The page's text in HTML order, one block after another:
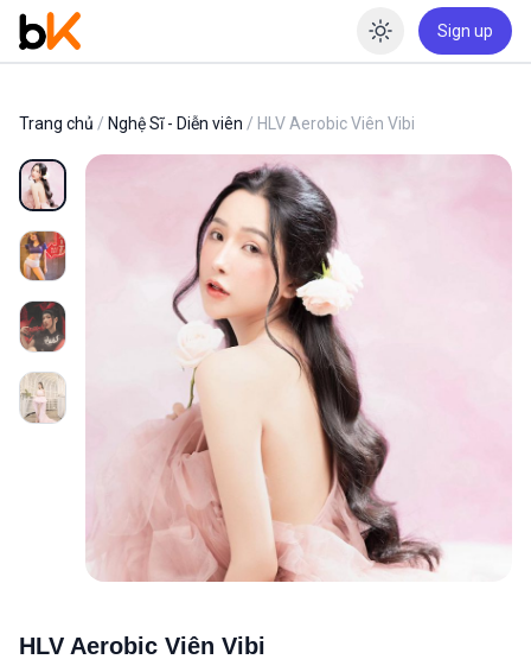
Enable
Sign up
Trang chủ / Nghệ Sĩ - Diễn viên / HLV Aerobic Viên Vibi
HLV Aerobic Viên Vibi